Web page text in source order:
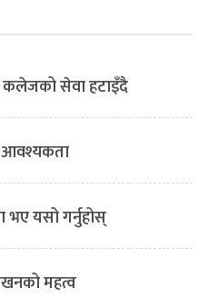
सेवा हटाइँदै
आवश्यकता
भए यसो गर्नुहोस्
महत्व